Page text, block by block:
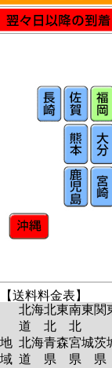
【送料料金表】
北海
道
北東
北
南東
北
関
地
域
北海
道
青森
県
宮城
県
茨
県